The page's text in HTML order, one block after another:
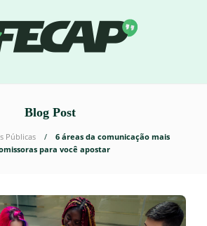
Blog Post
Públicas
6 áreas da comunicação mais
para você apostar